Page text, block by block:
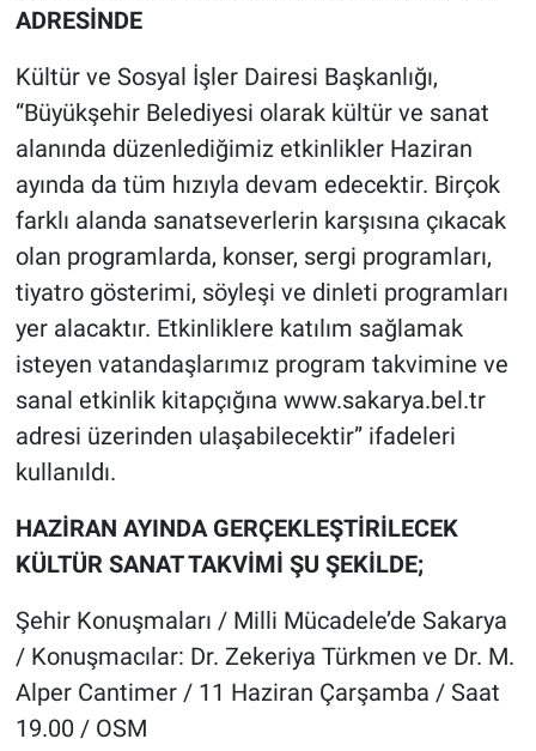
ADRESİNDE
Kültür ve Sosyal İşler Dairesi Başkanlığı,
“Büyükşehir Belediyesi olarak kültür ve sanat
alanında düzenlediğimiz etkinlikler Haziran
ayında da tüm hızıyla devam edecektir. Birçok
farklı alanda sanatseverlerin karşısına çıkacak
olan programlarda, konser, sergi programları,
tiyatro gösterimi, söyleşi ve dinleti programları
yer alacaktır. Etkinliklere katılım sağlamak
isteyen vatandaşlarımız program takvimine ve
sanal etkinlik kitapçığına www.sakarya.bel.tr
adresi üzerinden ulaşabilecektir” ifadeleri
kullanıldı.
HAZİRAN AYINDA GERÇEKLEŞTİRİLECEK
KÜLTÜR SANAT TAKVİMİ ŞU ŞEKİLDE;
Şehir Konuşmaları / Milli Mücadele’de Sakarya
/ Konuşmacılar: Dr. Zekeriya Türkmen ve Dr. M.
Alper Cantimer / 11 Haziran Çarşamba / Saat
19.00 / OSM